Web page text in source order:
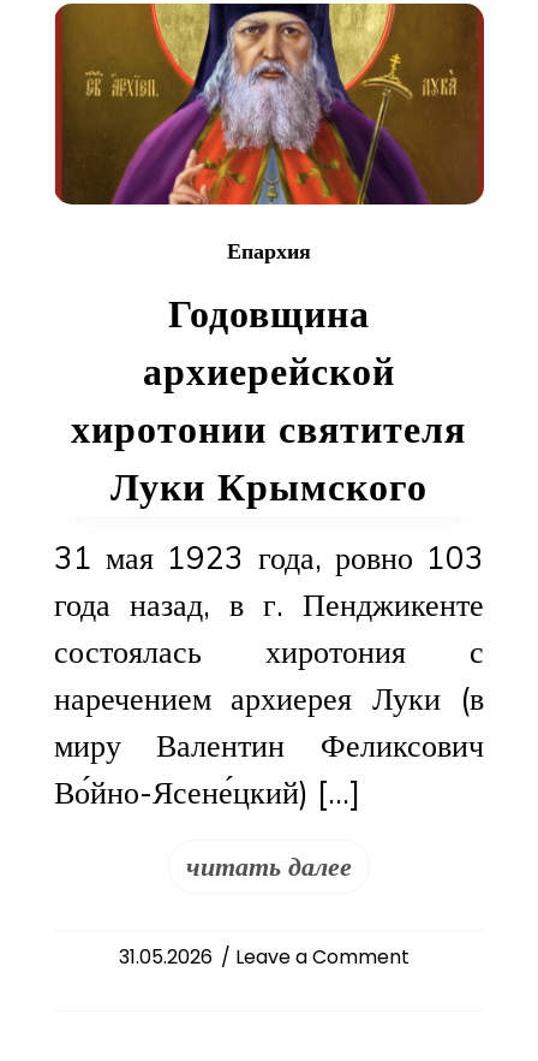
отпраздновали
Славянском
культурно-
центре
Епархия
Годовщина
архиерейской
хиротонии святителя
Луки Крымского
31 мая 1923 года, ровно 103
года назад, в г. Пенджикенте
состоялась хиротония с
наречением архиерея Луки (в
миру Валентин Феликсович
Во́йно-Ясене́цкий) […]
читать далее
31.05.2026 / Leave a Comment